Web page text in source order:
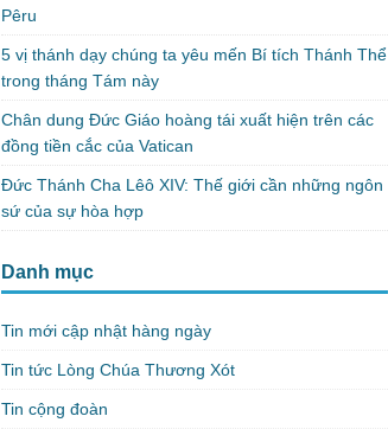
Pêru
5 vị thánh dạy chúng ta yêu mến Bí tích Thánh Thể
trong tháng Tám này
Chân dung Đức Giáo hoàng tái xuất hiện trên các
đồng tiền cắc của Vatican
Đức Thánh Cha Lêô XIV: Thế giới cần những ngôn
sứ của sự hòa hợp
Danh mục
Tin mới cập nhật hàng ngày
Tin tức Lòng Chúa Thương Xót
Tin cộng đoàn